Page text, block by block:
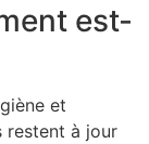
est-
et
restent à jour